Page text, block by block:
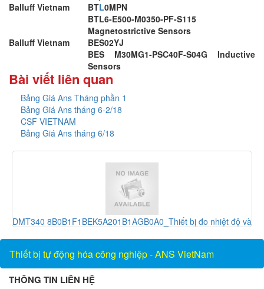
Balluff Vietnam
BTL0MPN
BTL6-E500-M0350-PF-S115
Magnetostrictive Sensors
Balluff Vietnam
BES02YJ
BES M30MG1-PSC40F-S04G Inductive
Sensors
Bài viết liên quan
Bảng Giá Ans Tháng phần 1
Bảng Giá Ans tháng 6-2/18
CSF VIETNAM
Bảng Giá Ans tháng 6/18
bị đo nhiệt độ và
RXE 2115S_Khớp nối_Showa giken
Thiết bị tự động hóa công nghiệp - ANS VietNam
THÔNG TIN LIÊN HỆ